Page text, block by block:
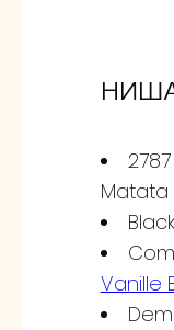
Matata
Vanille